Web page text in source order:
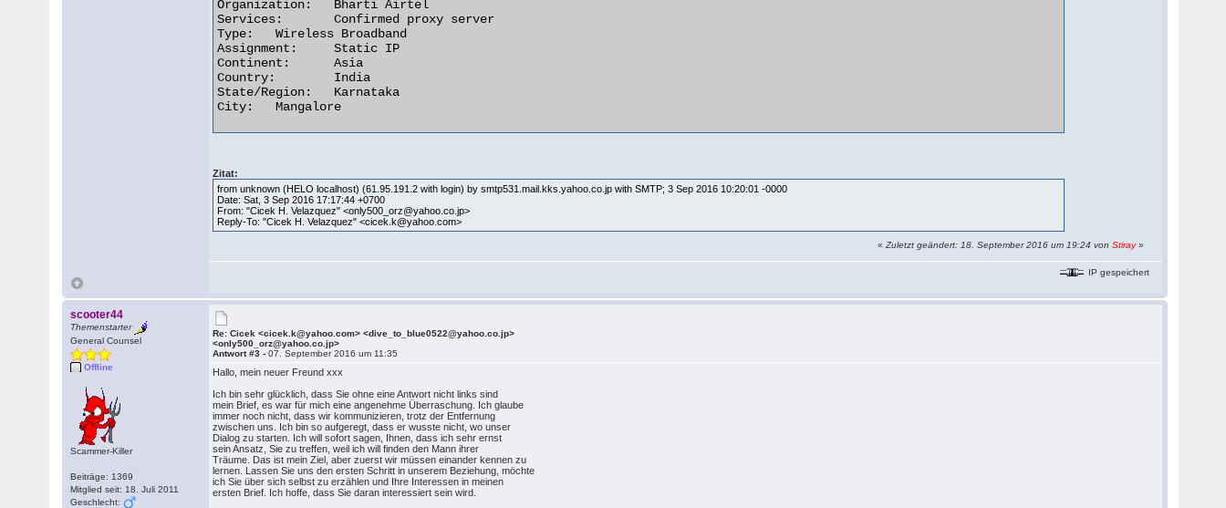
Organization:	Bharti Airtel
Services:	Confirmed proxy server
Type:	Wireless Broadband
Assignment:	Static IP
Continent:	Asia
Country:	India
State/Region:	Karnataka
City:	Mangalore
Zitat:
from unknown (HELO localhost) (61.95.191.2 with login) by smtp531.mail.kks.yahoo.co.jp with SMTP; 3 Sep 2016 10:20:01 -0000
Date: Sat, 3 Sep 2016 17:17:44 +0700
From: "Cicek H. Velazquez" <only500_orz@yahoo.co.jp>
Reply-To: "Cicek H. Velazquez" <cicek.k@yahoo.com>
«Zuletzt geändert: 18. September 2016 um 19:24 vonStiray»
IP gespeichert
scooter44
Themenstarter
General Counsel
Offline
Scammer-Killer
Beiträge: 1369
Mitglied seit: 18. Juli 2011
Geschlecht:
Re: Cicek <cicek.k@yahoo.com> <dive_to_blue0522@yahoo.co.jp>
<only500_orz@yahoo.co.jp>
Antwort #3 -07. September 2016 um 11:35
Hallo, mein neuer Freund xxx
Ich bin sehr glücklich, dass Sie ohne eine Antwort nicht links sind
mein Brief, es war für mich eine angenehme Überraschung. Ich glaube
immer noch nicht, dass wir kommunizieren, trotz der Entfernung
zwischen uns. Ich bin so aufgeregt, dass er wusste nicht, wo unser
Dialog zu starten. Ich will sofort sagen, Ihnen, dass ich sehr ernst
sein Ansatz, Sie zu treffen, weil ich will finden den Mann ihrer
Träume. Das ist mein Ziel, aber zuerst wir müssen einander kennen zu
lernen. Lassen Sie uns den ersten Schritt in unserem Beziehung, möchte
ich Sie über sich selbst zu erzählen und Ihre Interessen in meinen
ersten Brief. Ich hoffe, dass Sie daran interessiert sein wird.